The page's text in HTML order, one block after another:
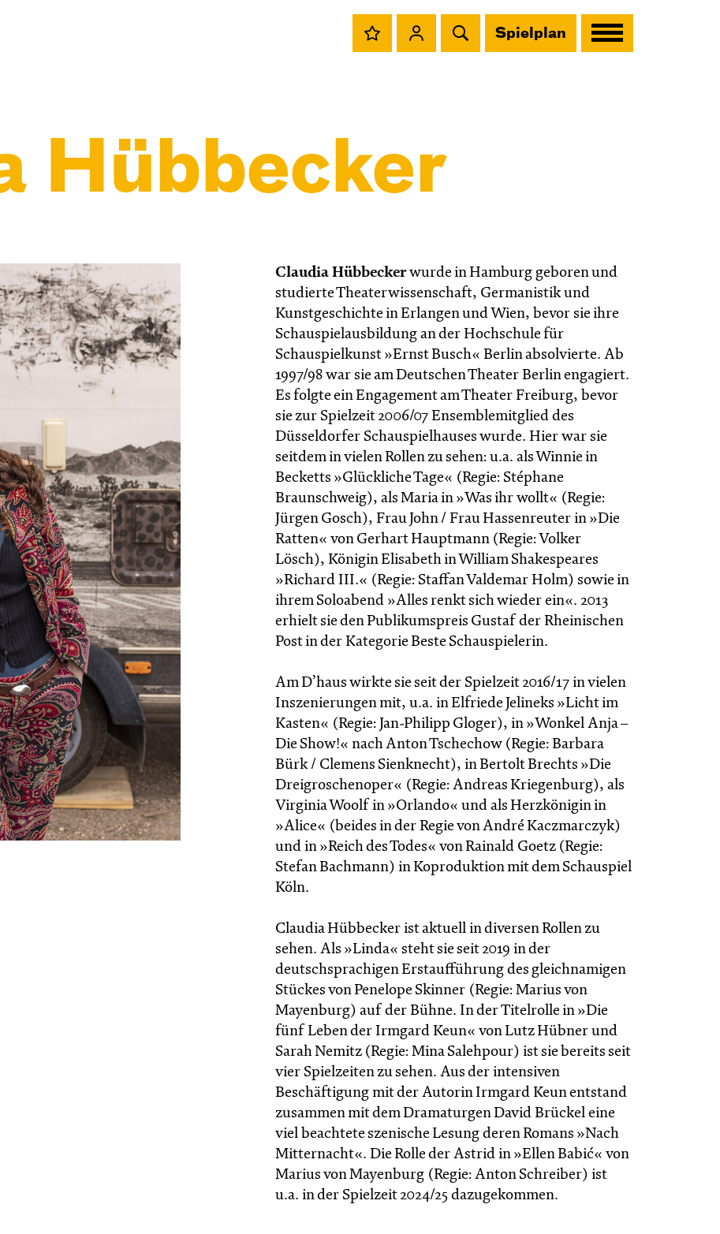
Spielplan
Hübbecker
Claudia Hübbeckerwurde in Hamburg geboren und
studierte Theaterwissenschaft, Germanistik und
Kunstgeschichte in Erlangen und Wien, bevor sie ihre
Schauspielausbildung an der Hochschule für
Schauspielkunst »Ernst Busch« Berlin absolvierte. Ab
1997/98 war sie am Deutschen Theater Berlin engagiert.
Es folgte ein Engagement am Theater Freiburg, bevor
sie zur Spielzeit 2006/07 Ensemblemitglied des
Düsseldorfer Schauspielhauses wurde. Hier war sie
seitdem in vielen Rollen zu sehen: u.a. als Winnie in
Becketts »Glückliche Tage« (Regie: Stéphane
Braunschweig), als Maria in »Was ihr wollt« (Regie:
Jürgen Gosch), Frau John / Frau Hassenreuter in »Die
Ratten« von Gerhart Hauptmann (Regie: Volker
Lösch), Königin Elisabeth in William Shakespeares
»Richard III.« (Regie: Staffan Valdemar Holm) sowie in
ihrem Soloabend »Alles renkt sich wieder ein«. 2013
erhielt sie den Publikumspreis Gustaf der Rheinischen
Post in der Kategorie Beste Schauspielerin.
Am D’haus wirkte sie seit der Spielzeit 2016/17 in vielen
Inszenierungen mit, u.a. in Elfriede Jelineks »Licht im
Kasten« (Regie: Jan-Philipp Gloger), in »Wonkel Anja –
Die Show!« nach Anton Tschechow (Regie: Barbara
Bürk / Clemens Sienknecht), in Bertolt Brechts »Die
Dreigroschenoper« (Regie: Andreas Kriegenburg), als
Virginia Woolf in »Orlando« und als Herzkönigin in
»Alice« (beides in der Regie von André Kaczmarczyk)
und in »Reich des Todes« von Rainald Goetz (Regie:
Stefan Bachmann) in Koproduktion mit dem Schauspiel
Köln.
Claudia Hübbecker ist aktuell in diversen Rollen zu
sehen. Als »Linda« steht sie seit 2019 in der
deutschsprachigen Erstaufführung des gleichnamigen
Stückes von Penelope Skinner (Regie: Marius von
Mayenburg) auf der Bühne. In der Titelrolle in »Die
fünf Leben der Irmgard Keun« von Lutz Hübner und
Sarah Nemitz (Regie: Mina Salehpour) ist sie bereits seit
vier Spielzeiten zu sehen. Aus der intensiven
Beschäftigung mit der Autorin Irmgard Keun entstand
zusammen mit dem Dramaturgen David Brückel eine
viel beachtete szenische Lesung deren Romans »Nach
Mitternacht«. Die Rolle der Astrid in »Ellen Babić« von
Marius von Mayenburg (Regie: Anton Schreiber) ist
u.a. in der Spielzeit 2024/25 dazugekommen.